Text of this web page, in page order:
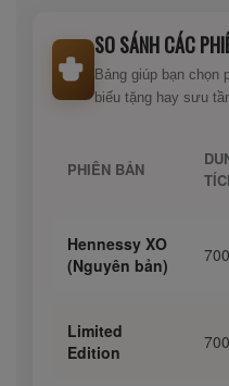
SO SÁNH CÁC
Bảng giúp bạn chọn
biếu tặng hay sưu
PHIÊN BẢN
Hennessy XO
(Nguyên bản)
Limited
Edition